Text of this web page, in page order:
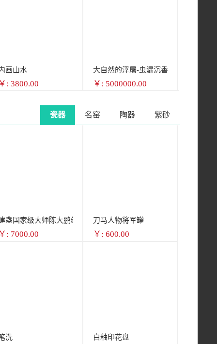
画山水
￥: 3800.00
大自然的浮屠-虫漏沉香
￥: 5000000.00
瓷器 名窑 陶器 紫砂
盏国家级大师陈大鹏红鹧鸪斑茶盏10.5CM
￥: 7000.00
刀马人物将军罐
￥: 600.00
洗 白釉印花盘